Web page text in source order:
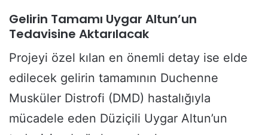
Gelirin Tamamı Uygar Altun’un
Tedavisine Aktarılacak
Projeyi özel kılan en önemli detay ise elde
edilecek gelirin tamamının Duchenne
Musküler Distrofi (DMD) hastalığıyla
mücadele eden Düziçili Uygar Altun’un